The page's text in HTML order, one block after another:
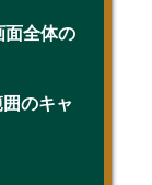
全体の
のキャ